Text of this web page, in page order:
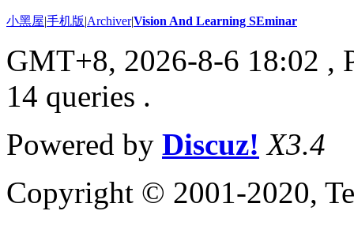
小黑屋|手机版|Archiver|Vision And Learning SEminar
GMT+8, 2026-8-6 18:02 ,
14 queries .
Powered by Discuz! X3.4
Copyright © 2001-2020,